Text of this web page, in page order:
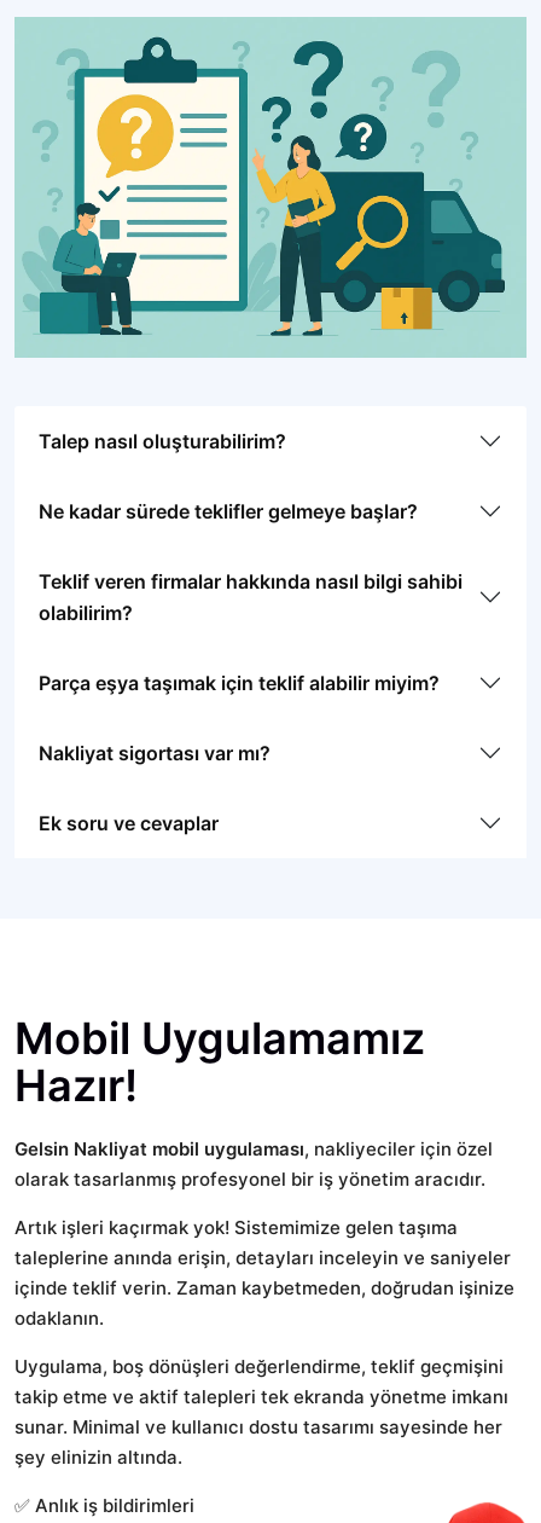
Talep nasıl oluşturabilirim?
Ne kadar sürede teklifler gelmeye başlar?
Teklif veren firmalar hakkında nasıl bilgi sahibi
olabilirim?
Parça eşya taşımak için teklif alabilir miyim?
Nakliyat sigortası var mı?
Ek soru ve cevaplar
Mobil Uygulamamız
Hazır!
Gelsin Nakliyat mobil uygulaması, nakliyeciler için özel
olarak tasarlanmış profesyonel bir iş yönetim aracıdır.
Artık işleri kaçırmak yok! Sistemimize gelen taşıma
taleplerine anında erişin, detayları inceleyin ve saniyeler
içinde teklif verin. Zaman kaybetmeden, doğrudan işinize
odaklanın.
Uygulama, boş dönüşleri değerlendirme, teklif geçmişini
takip etme ve aktif talepleri tek ekranda yönetme imkanı
sunar. Minimal ve kullanıcı dostu tasarımı sayesinde her
şey elinizin altında.
✅ Anlık iş bildirimleri